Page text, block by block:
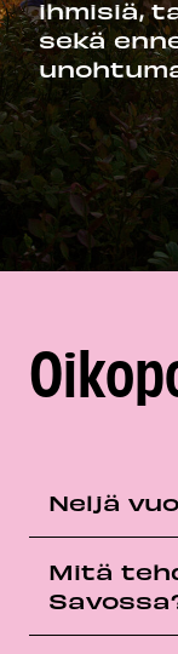
ihmisiä,
sekä
Neljä
Mitä